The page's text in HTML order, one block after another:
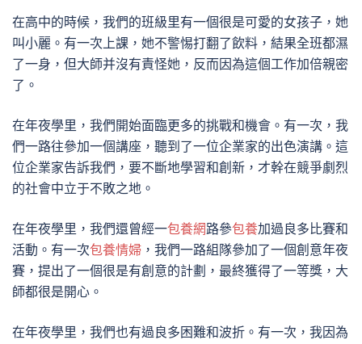
在高中的時候，我們的班級里有一個很是可愛的女孩子，她
叫小麗。有一次上課，她不警惕打翻了飲料，結果全班都濕
了一身，但大師并沒有責怪她，反而因為這個工作加倍親密
了。
在年夜學里，我們開始面臨更多的挑戰和機會。有一次，我
們一路往參加一個講座，聽到了一位企業家的出色演講。這
位企業家告訴我們，要不斷地學習和創新，才幹在競爭劇烈
的社會中立于不敗之地。
在年夜學里，我們還曾經一包養網路參包養加過良多比賽和
活動。有一次包養情婦 ，我們一路組隊參加了一個創意年夜
賽，提出了一個很是有創意的計劃，最終獲得了一等獎，大
師都很是開心。
在年夜學里，我們也有過良多困難和波折。有一次，我因為